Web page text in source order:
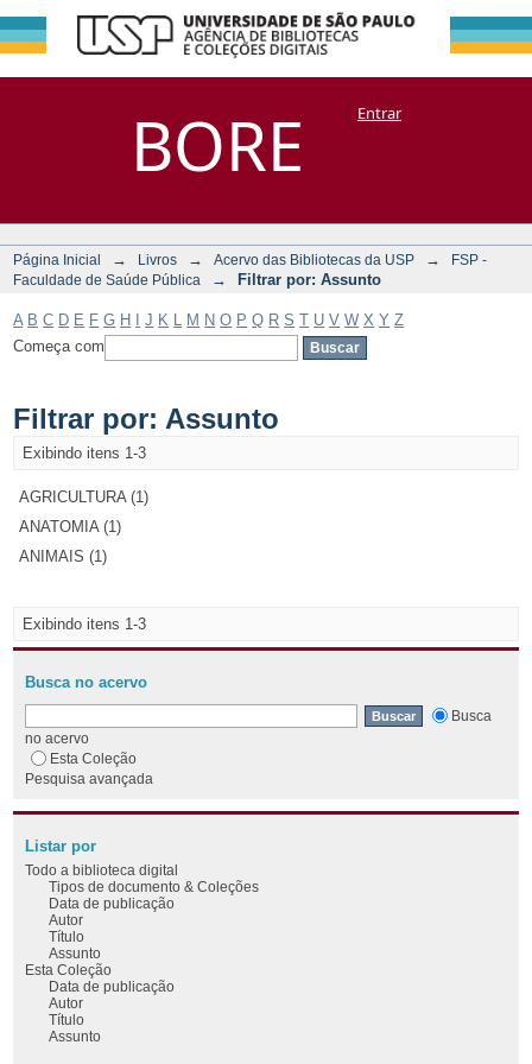
BORE
Filtrar por:
Assunto
DSpace/Manakin + CoriscoEntrar
Página Inicial → Livros → Acervo das Bibliotecas da USP →
FSP -
Faculdade de Saúde Pública
→ Filtrar por: Assunto
A B C D E F G H J K M N O P Q R S T U V W X Y Z
Começa com
Filtrar por: Assunto
Exibindo itens 1-3
AGRICULTURA (1)
ANATOMIA (1)
ANIMAIS (1)
Exibindo itens 1-3
Busca no acervo
Busca
no acervo
Esta Coleção
Pesquisa avançada
Listar por
Todo a biblioteca digital
Tipos de documento & Coleções
Data de publicação
Autor
Título
Assunto
Esta Coleção
Data de publicação
Autor
Título
Assunto